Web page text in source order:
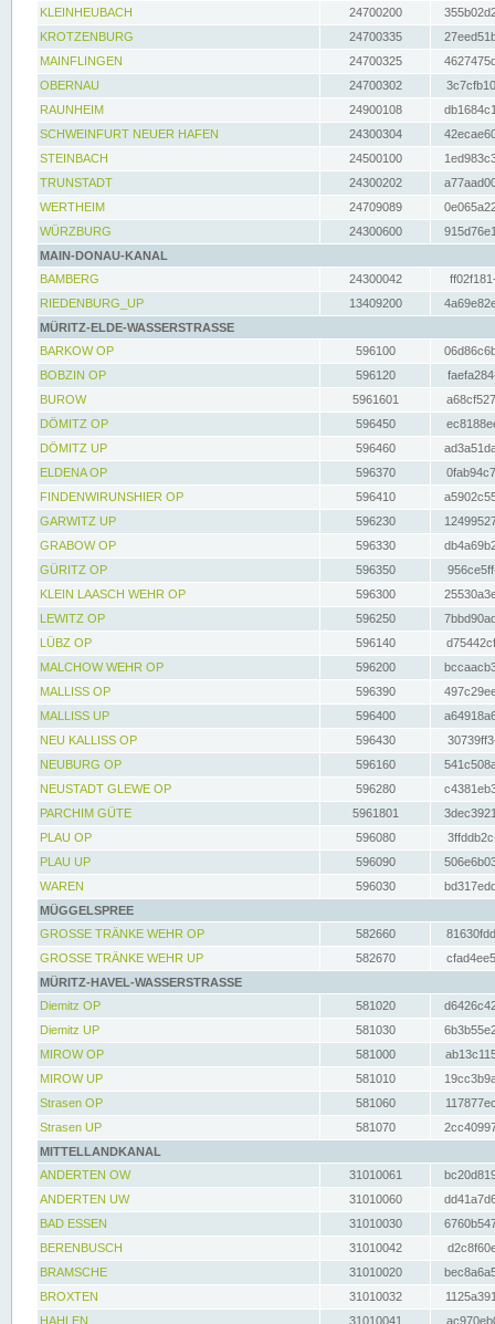
KLEINHEUBACH 24700200
KROTZENBURG
24700335
MAINFLINGEN
24700325
OBERNAU
24700302
RAUNHEIM
24900108
SCHWEINFURT NEUER HAFEN
24300304
STEINBACH
24500100
TRUNSTADT
24300202
WERTHEIM
24709089
WÜRZBURG
24300600
MAIN-DONAU-KANAL
BAMBERG
24300042
RIEDENBURG_UP
13409200
MÜRITZ-ELDE-WASSERSTRASSE
BARKOW OP
596100
BOBZIN OP
596120
BUROW
5961601
DÖMITZ OP
596450
DÖMITZ UP
596460
ELDENA OP
596370
FINDENWIRUNSHIER OP
596410
GARWITZ UP
596230
GRABOW OP
596330
GÜRITZ OP
596350
KLEIN LAASCH WEHR OP
596300
LEWITZ OP
596250
LÜBZ OP
596140
MALCHOW WEHR OP
596200
MALLISS OP
596390
MALLISS UP
596400
NEU KALLISS OP
596430
NEUBURG OP
596160
NEUSTADT GLEWE OP
596280
PARCHIM GÜTE
5961801
PLAU OP
596080
PLAU UP
596090
WAREN
596030
MÜGGELSPREE
GROSSE TRÄNKE WEHR OP
582660
GROSSE TRÄNKE WEHR UP
582670
MÜRITZ-HAVEL-WASSERSTRASSE
Diemitz OP
581020
Diemitz UP
581030
MIROW OP
581000
MIROW UP
581010
Strasen OP
581060
Strasen UP
581070
MITTELLANDKANAL
ANDERTEN OW
31010061
ANDERTEN UW
31010060
BAD ESSEN
31010030
BERENBUSCH
31010042
BRAMSCHE
31010020
BROXTEN
31010032
HAHLEN
31010041